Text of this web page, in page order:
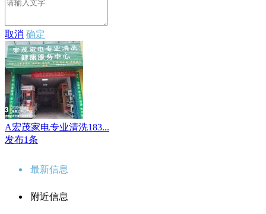
取消 确定
A宏茂家电专业清洗183...
发布1条
最新信息
附近信息